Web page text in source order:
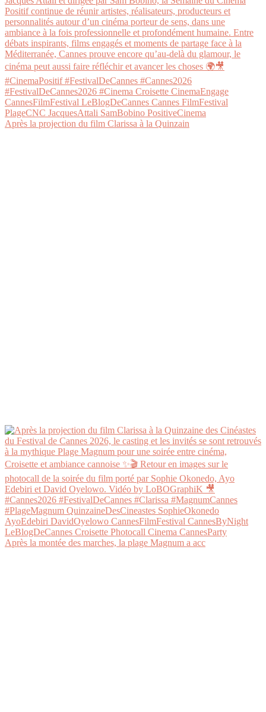
Après la projection du film Clarissa à la Quinzain
Après la montée des marches, la plage Magnum a acc